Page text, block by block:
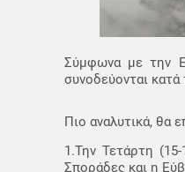
Σύμφωνα με την
συνοδεύονται
Πιο αναλυτικά, θα
1.Την Τετάρτη
Σποράδες και η